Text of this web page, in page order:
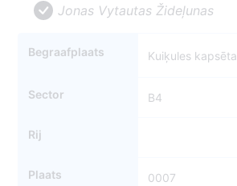
Jonas Vytautas Žideļunas
Begraafplaats Kuiķules kapsēta
Sector B4
Rij
Plaats 0007